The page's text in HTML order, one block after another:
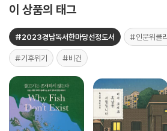
이 상품의 태그
#2023경남독서한마당선정도서 #인문위클
#기후위기 #비건